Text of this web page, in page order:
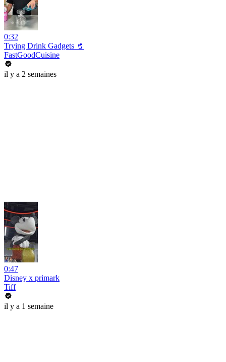
0:32
Trying Drink Gadgets 🥤
FastGoodCuisine
il y a 2 semaines
0:47
Disney x primark
Tiff
il y a 1 semaine